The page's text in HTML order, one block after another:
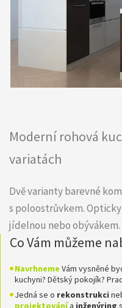
Moderní rohová
variatách
Dvě varianty barevné
s poloostrůvkem.
jídelnou nebo obývákem.
Co Vám můžeme
Navrhneme Vám vysněné
kuchyni? Dětský pokojík?
Jedná se o rekonstrukci
projektovánía inženýring